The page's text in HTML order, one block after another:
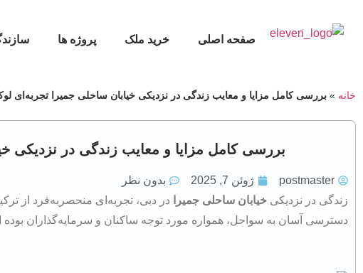
صفحه اصلی خرید ملک پروژه ها
خانه » بررسی کامل مزایا و معایب زندگی در نزدیکی خیابان ساحلی جمیرا تجربه‌ای
بررسی کامل مزایا و معایب زندگی در نزدیکی
postmaster ژوئن 7, 2025
بدون نظر
​زندگی در نزدیکی خیابان ساحلی جمیرا
در دبی، تجربه‌ای منحصربه‌فرد از
دسترسی آسان به سواحل، همواره مورد توجه ساکنان و سرمایه‌گذاران